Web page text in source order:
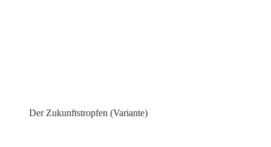
Der Zukunftstropfen (Variante)